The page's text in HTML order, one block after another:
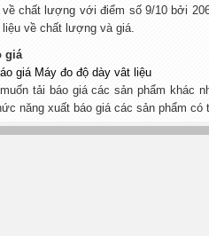
về chất lượng với điểm số 9/10 bởi
về chất lượng và giá.
giá
giá Máy đo độ dày vât liệu
muốn tải báo giá các sản phẩm khác
năng xuất báo giá các sản phẩm có